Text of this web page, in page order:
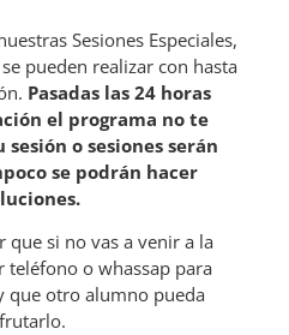
Sesiones Especiales,
pueden realizar con hasta
Pasadas las 24 horas
el programa no te
o sesiones serán
se podrán hacer
si no vas a venir a la
teléfono o whassap para
que otro alumno pueda